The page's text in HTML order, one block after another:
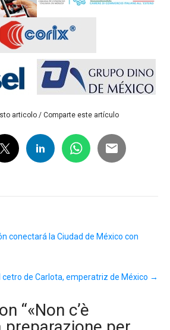
articolo / Comparte este artículo
conectará la Ciudad de México con
cetro de Carlota, emperatriz de México →
“«Non c’è